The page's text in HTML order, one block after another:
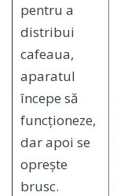
pentru a
distribui
cafeaua,
aparatul
începe să
funcționeze,
dar apoi se
oprește
brusc.